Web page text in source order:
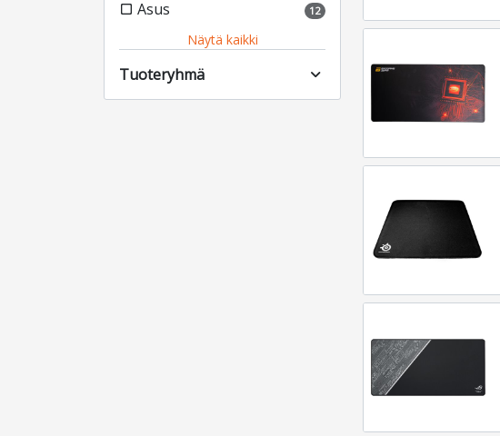
check_box_outline_blank Asus 12
Näytä kaikki
Tuoteryhmä expand_more